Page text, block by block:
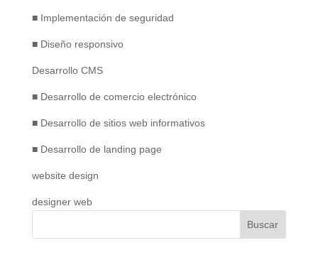
■ Implementación de seguridad
■ Diseño responsivo
Desarrollo CMS
■ Desarrollo de comercio electrónico
■ Desarrollo de sitios web informativos
■ Desarrollo de landing page
website design
designer web
Buscar